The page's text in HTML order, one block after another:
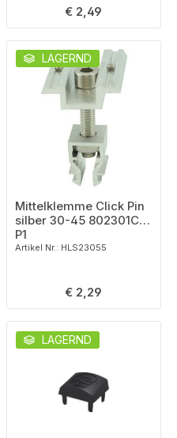
Regulärer Preis:
€ 2,49
LAGERND
Mittelklemme Click Pin
silber 30-45 802301C
P1
Artikel Nr.: HLS23055
Regulärer Preis:
€ 2,29
LAGERND